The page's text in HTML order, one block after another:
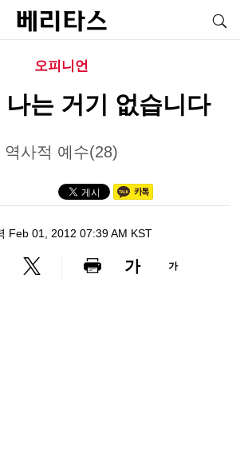
오피니언
나는 거기 없습니다
역사적 예수(28)
Feb 01, 2012 07:39 AM KST
가 가